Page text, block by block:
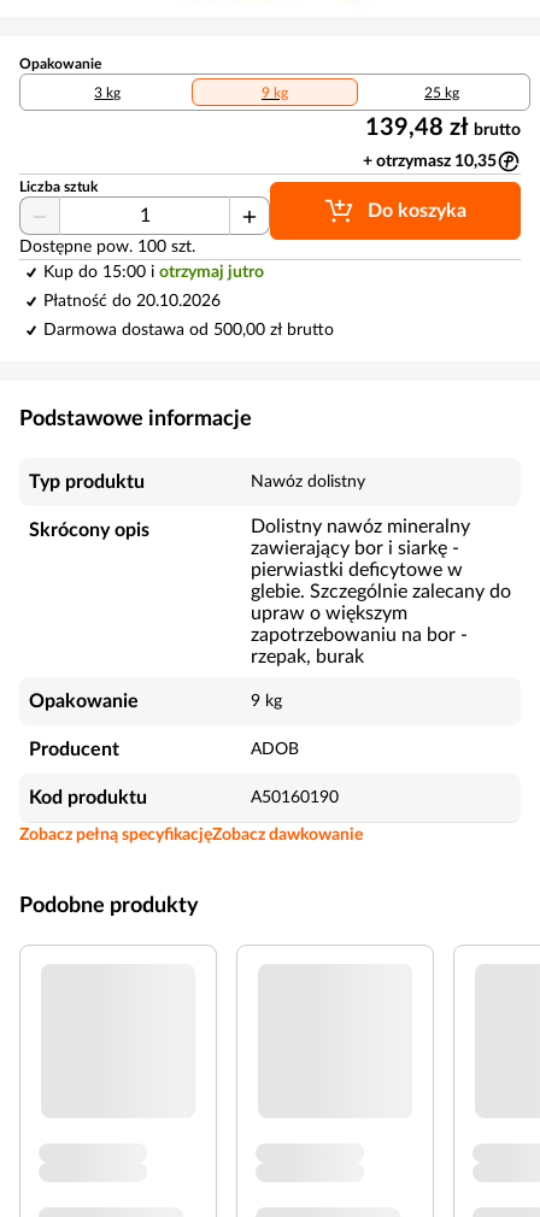
Opakowanie
3 kg
9 kg 25 kg
139,48 zł brutto
+ otrzymasz 10,35
Liczba sztuk
Dostępne pow. 100 szt.
Do koszyka
Kup do 15:00 i otrzymaj jutro
Płatność do 20.10.2026
Darmowa dostawa od 500,00 zł brutto
Podstawowe informacje
Typ produktu Nawóz dolistny
Skrócony opis
Dolistny nawóz mineralny
zawierający bor i siarkę -
pierwiastki deficytowe w
glebie. Szczególnie zalecany do
upraw o większym
zapotrzebowaniu na bor -
rzepak, burak
Opakowanie 9 kg
Producent ADOB
Kod produktu A50160190
Zobacz pełną specyfikacjęZobacz dawkowanie
Podobne produkty